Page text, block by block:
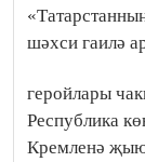
шәхси гаилә
геройлары
Республика
Кремленә җыю